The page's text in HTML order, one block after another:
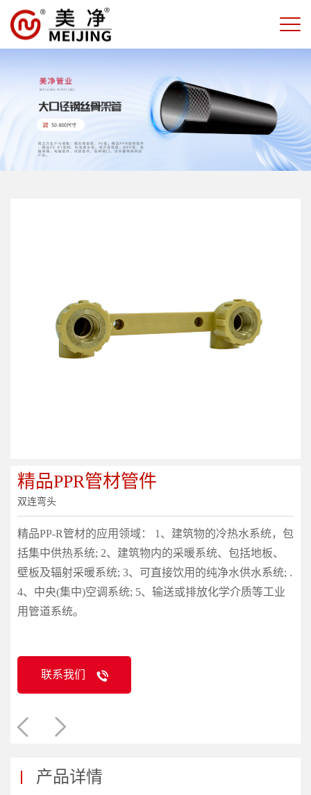
精品PPR管材管件
双连弯头
精品PP-R管材的应用领域： 1、建筑物的冷热水系统，包
括集中供热系统; 2、建筑物内的采暖系统、包括地板、
壁板及辐射采暖系统; 3、可直接饮用的纯净水供水系统; .
4、中央(集中)空调系统; 5、输送或排放化学介质等工业
用管道系统。
联系我们
产品详情